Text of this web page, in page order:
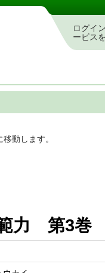
ログイ
ービス
動します。
力 第3巻